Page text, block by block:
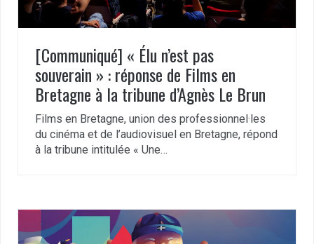
[Communiqué] « Élu n’est pas
souverain » : réponse de Films en
Bretagne à la tribune d’Agnès Le Brun
Films en Bretagne, union des professionnel·les
du cinéma et de l’audiovisuel en Bretagne, répond
à la tribune intitulée « Une…